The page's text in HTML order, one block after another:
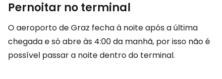
Pernoitar no terminal
O aeroporto de Graz fecha à noite após a última
chegada e só abre às 4:00 da manhã, por isso não é
possível passar a noite dentro do terminal.